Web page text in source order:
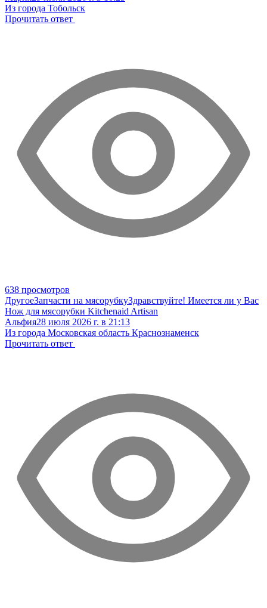
Из города Тобольск
Прочитать ответ
638 просмотров
ДругоеЗапчасти на мясорубкуЗдравствуйте! Имеется ли у Вас
Нож для мясорубки Kitchenaid Artisan
Альфия28 июля 2026 г. в 21:13
Из города Московская область Краснознаменск
Прочитать ответ